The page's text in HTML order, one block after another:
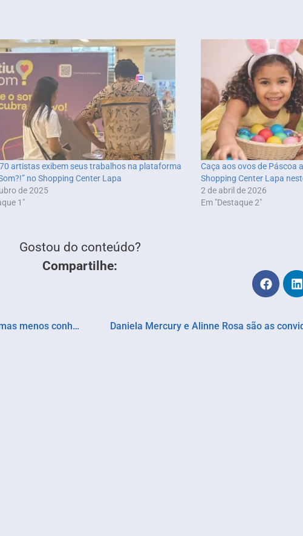
artistas exibem seus trabalhos na plataforma
no Shopping Center Lapa
de 2025
1"
Caça aos ovos de Páscoa
Shopping Center Lapa
2 de abril de 2026
Em "Destaque 2"
Gostou do conteúdo?
Compartilhe:
Janeiro Branco: no mês da saúde mental, conheça 5 sintomas menos conhecidos da depressão Daniela Mercury e Alinne Rosa são as